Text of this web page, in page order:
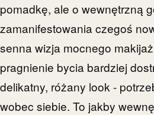
pomadkę, ale o wewnętrzną
zamanifestowania czegoś
senna wizja mocnego
pragnienie bycia bardziej
delikatny, różany look -
wobec siebie. To jakby